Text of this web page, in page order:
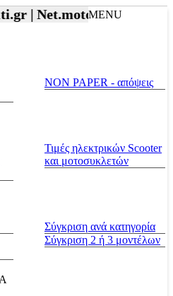
| Net.mototriti.gr |
MENU
NON PAPER - απόψεις
Τιμές ηλεκτρικών Scooter
και μοτοσυκλετών
Σύγκριση ανά κατηγορία
Σύγκριση 2 ή 3 μοντέλων